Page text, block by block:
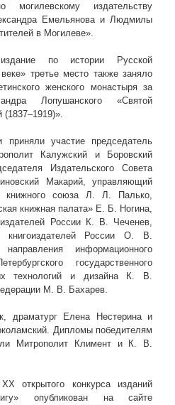
могилевскому издательству
Емельянова и Людмилы
в Могилеве».
по истории Русской
третье место также заняло
женского монастыря за
Лопушанского «Святой
приняли участие председатель
Калужский и Боровский
Издательского Совета
Макарий, управляющий
книжного союза Л. Л. Палько,
книжная палата» Е. Б. Ногина,
России К. В. Чеченев,
книгоиздателей России О. В.
информационного
государственного
технологий и дизайна К. В.
М. В. Бахарев.
драматург Елена Нестерина и
Дипломы победителям
Митрополит Климент и К. В.
открытого конкурса изданий
опубликован на сайте